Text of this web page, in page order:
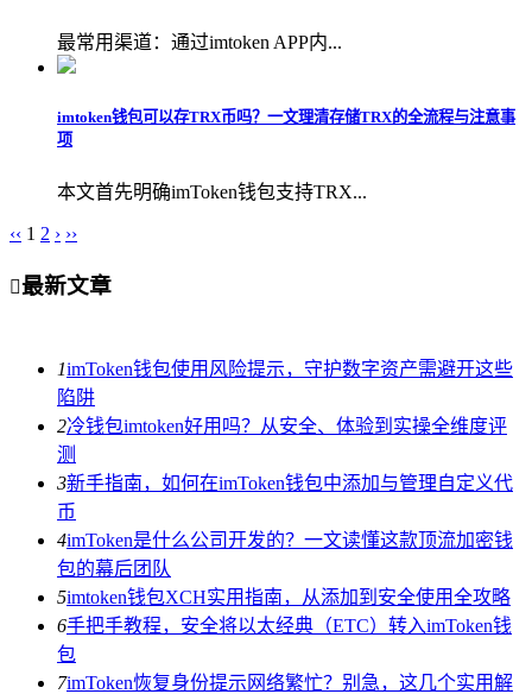
最常用渠道：通过imtoken APP内...
imtoken钱包可以存TRX币吗？一文理清存储TRX的全流程与注意事
项
本文首先明确imToken钱包支持TRX...
‹‹ 1 2 › ››
最新文章
1imToken钱包使用风险提示，守护数字资产需避开这些
陷阱
2冷钱包imtoken好用吗？从安全、体验到实操全维度评
测
3新手指南，如何在imToken钱包中添加与管理自定义代
币
4imToken是什么公司开发的？一文读懂这款顶流加密钱
包的幕后团队
5imtoken钱包XCH实用指南，从添加到安全使用全攻略
6手把手教程，安全将以太经典（ETC）转入imToken钱
包
7imToken恢复身份提示网络繁忙？别急，这几个实用解